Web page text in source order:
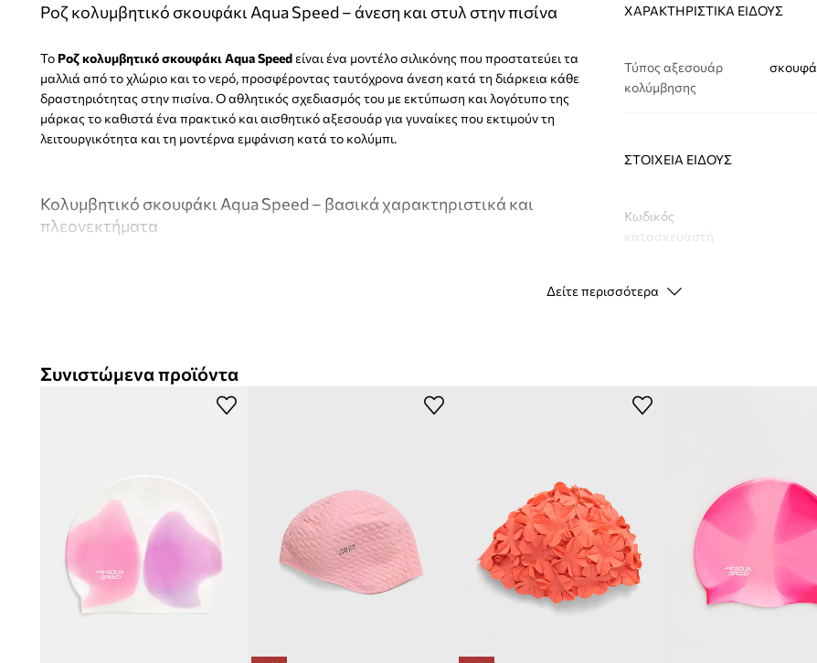
Ροζ κολυμβητικό σκουφάκι Aqua Speed – άνεση και στυλ στην πισίνα
Το Ροζ κολυμβητικό σκουφάκι Aqua Speedείναι ένα μοντέλο σιλικόνης που προστατεύει τα
μαλλιά από το χλώριο και το νερό, προσφέροντας ταυτόχρονα άνεση κατά τη διάρκεια κάθε
δραστηριότητας στην πισίνα. Ο αθλητικός σχεδιασμός του με εκτύπωση και λογότυπο της
μάρκας το καθιστά ένα πρακτικό και αισθητικό αξεσουάρ για γυναίκες που εκτιμούν τη
λειτουργικότητα και τη μοντέρνα εμφάνιση κατά το κολύμπι.
Κολυμβητικό σκουφάκι Aqua Speed – βασικά χαρακτηριστικά και
πλεονεκτήματα
Λειτουργικό κολυμβητικό σκουφάκι
στεγνών και τα προστατεύει από το χλώριο
, χαρακτηρίζεται από μακροχρόνια
αντοχή στο τέντωμα και τις φθορές
Διακοσμημένο με δυναμική εκτύπωση και λογότυποτης μάρκας, προσθέτει
αθλητικό χαρακτήρα στο στυλ σας
Αφιερωμένο στιςγυναίκες
ΧΑΡΑΚΤΗΡΙΣΤΙΚΆ ΕΊΔΟΥΣ
Τύπος αξεσουάρ
κολύμβησης
ΣΤΟΙΧΕΊΑ ΕΊΔΟΥΣ
Κωδικός
κατασκευαστή
Χρώμα κατασκευαστή
Δείτε περισσότερα
Συνιστώμενα προϊόντα